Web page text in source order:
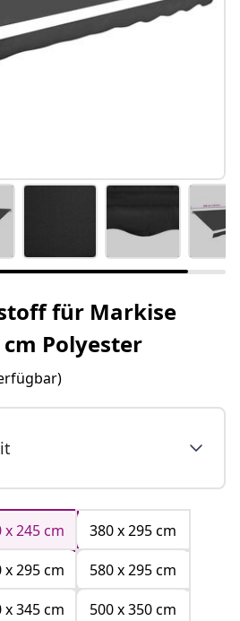
für Markise
Polyester
x 245 cm
380 x 295 cm
x 295 cm
580 x 295 cm
x 345 cm
500 x 350 cm